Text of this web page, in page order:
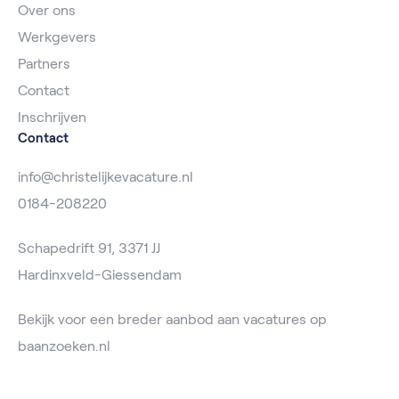
Over ons
Werkgevers
Partners
Contact
Inschrijven
Contact
info@christelijkevacature.nl
0184-208220
Schapedrift 91, 3371 JJ
Hardinxveld-Giessendam
Bekijk voor een breder aanbod aan vacatures op
baanzoeken.nl